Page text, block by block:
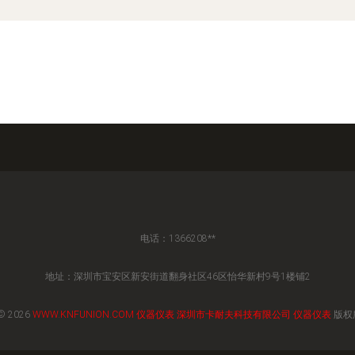
电话：1366208**
地址：深圳市宝安区新安街道翻身社区46区怡华新村9号1楼铺2
2026 WWW.KNFUNION.COM 仪器仪表 深圳市卡耐夫科技有限公司 仪器仪表 版权